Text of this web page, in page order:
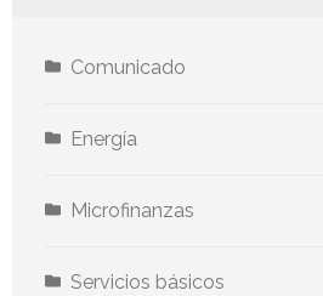
Comunicado
Energía
Microfinanzas
Servicios básicos